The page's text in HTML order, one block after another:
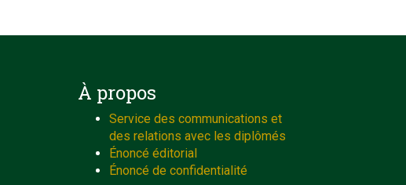
À propos
Service des communications et
des relations avec les diplômés
Énoncé éditorial
Énoncé de confidentialité